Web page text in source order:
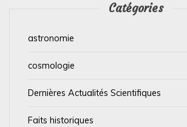
Catégories
astronomie
cosmologie
Dernières Actualités Scientifiques
Faits historiques